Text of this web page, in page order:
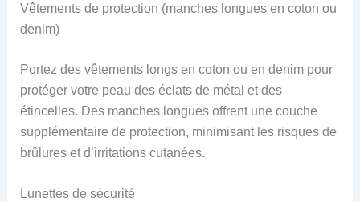
Vêtements de protection (manches longues en coton ou
denim)
Portez des vêtements longs en coton ou en denim pour
protéger votre peau des éclats de métal et des
étincelles. Des manches longues offrent une couche
supplémentaire de protection, minimisant les risques de
brûlures et d’irritations cutanées.
Lunettes de sécurité